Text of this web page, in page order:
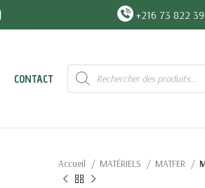
+216 73 822
CONTACT
Recherche
de
produits
Accueil MATÉRIELS MATFER